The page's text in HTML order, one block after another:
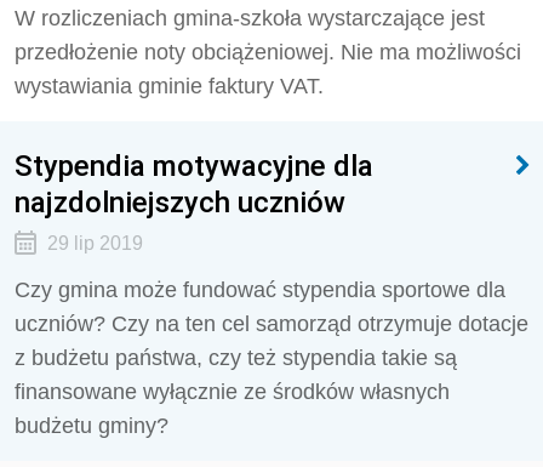
W rozliczeniach gmina-szkoła wystarczające jest
przedłożenie noty obciążeniowej. Nie ma możliwości
wystawiania gminie faktury VAT.
Stypendia motywacyjne dla
najzdolniejszych uczniów
29 lip 2019
Czy gmina może fundować stypendia sportowe dla
uczniów? Czy na ten cel samorząd otrzymuje dotacje
z budżetu państwa, czy też stypendia takie są
finansowane wyłącznie ze środków własnych
budżetu gminy?